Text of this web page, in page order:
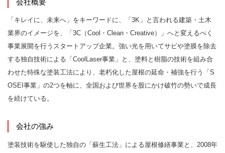
「キレイに、未来へ」をキーワードに、「3K」と言われる建築・土木
業界のイメージを、「3C（Cool・Clean・Creative）」へと変えるべく
事業展開を行うスタートアップ企業。強い光を用いてサビや塗膜を除去
する独自技術による「CoolLaser事業」と、塗料と樹脂の技術を組み合
わせた特殊な塗装工法により、老朽化した屋根の延命・補強を行う「S
OSEI事業」の2つを軸に、全国および世界を股にかけ破竹の勢いで成長
を続けている。
会社の強み
塗装技術を駆使した独自の「蘇生工法」による屋根修繕事業と、2008年